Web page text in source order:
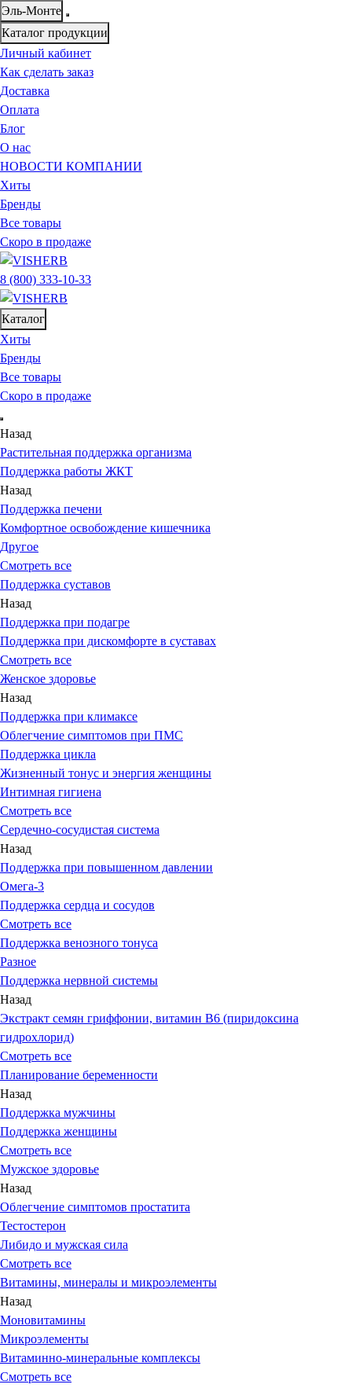
Эль-Монте
Каталог продукции
Личный кабинет
Как сделать заказ
Доставка
Оплата
Блог
О нас
НОВОСТИ КОМПАНИИ
Хиты
Бренды
Все товары
Скоро в продаже
8 (800) 333-10-33
Каталог
Хиты
Бренды
Все товары
Скоро в продаже
Назад
Растительная поддержка организма
Поддержка работы ЖКТ
Назад
Поддержка печени
Комфортное освобождение кишечника
Другое
Смотреть все
Поддержка суставов
Назад
Поддержка при подагре
Поддержка при дискомфорте в суставах
Смотреть все
Женское здоровье
Назад
Поддержка при климаксе
Облегчение симптомов при ПМС
Поддержка цикла
Жизненный тонус и энергия женщины
Интимная гигиена
Смотреть все
Сердечно-сосудистая система
Назад
Поддержка при повышенном давлении
Омега-3
Поддержка сердца и сосудов
Смотреть все
Поддержка венозного тонуса
Разное
Поддержка нервной системы
Назад
Экстракт семян гриффонии, витамин В6 (пиридоксина
гидрохлорид)
Смотреть все
Планирование беременности
Назад
Поддержка мужчины
Поддержка женщины
Смотреть все
Мужское здоровье
Назад
Облегчение симптомов простатита
Тестостерон
Либидо и мужская сила
Смотреть все
Витамины, минералы и микроэлементы
Назад
Моновитамины
Микроэлементы
Витаминно-минеральные комплексы
Смотреть все